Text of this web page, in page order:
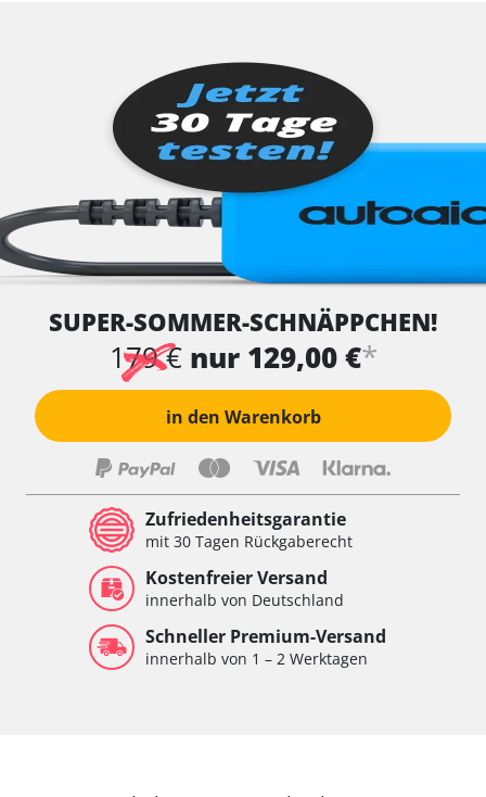
SUPER-SOMMER-SCHNÄPPCHEN!
179 € nur 129,00 €*
in den Warenkorb
Zufriedenheitsgarantie
mit 30 Tagen Rückgaberecht
Kostenfreier Versand
innerhalb von Deutschland
Schneller Premium-Versand
innerhalb von 1 – 2 Werktagen